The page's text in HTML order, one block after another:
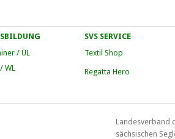
/ ÜL
WL
SVS SERVICE
Textil Shop
Regatta Hero
Landesverband
sächsischen